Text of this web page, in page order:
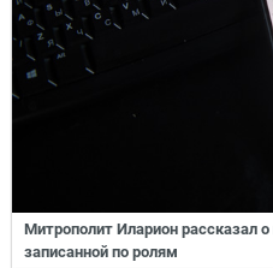
Митрополит Иларион рассказал
записанной по ролям